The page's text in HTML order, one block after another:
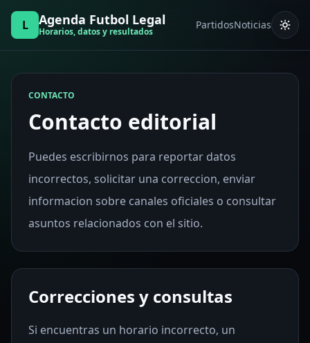
L Agenda Futbol Legal
Horarios, datos y resultados
PartidosNoticias
CONTACTO
Contacto editorial
Puedes escribirnos para reportar datos
incorrectos, solicitar una correccion, enviar
informacion sobre canales oficiales o consultar
asuntos relacionados con el sitio.
Correcciones y consultas
Si encuentras un horario incorrecto, un